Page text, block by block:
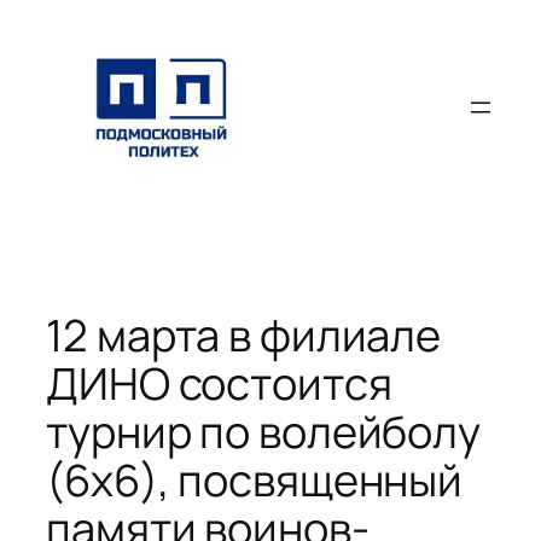
содержимому
12 марта в филиале
ДИНО состоится
турнир по волейболу
(6х6), посвященный
памяти воинов-